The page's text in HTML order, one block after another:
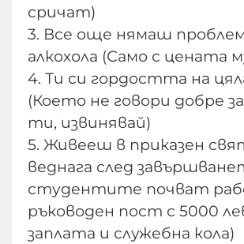
сричат)
3. Все още нямаш
алкохола (Само с цената
4. Ти си гордостта на
(Което не говори добре
ти, извинявай)
5. Живееш в приказен
веднага след
студентите почват
ръководен пост с 5000
заплата и служебна кола)